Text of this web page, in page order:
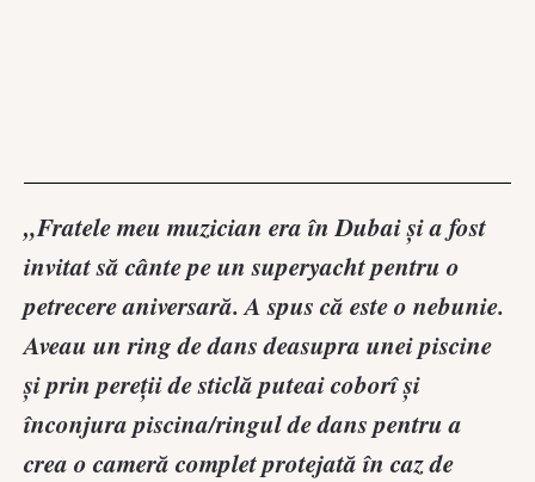
„Fratele meu muzician era în Dubai și a fost
invitat să cânte pe un superyacht pentru o
petrecere aniversară. A spus că este o nebunie.
Aveau un ring de dans deasupra unei piscine
și prin pereții de sticlă puteai coborî și
înconjura piscina/ringul de dans pentru a
crea o cameră complet protejată în caz de